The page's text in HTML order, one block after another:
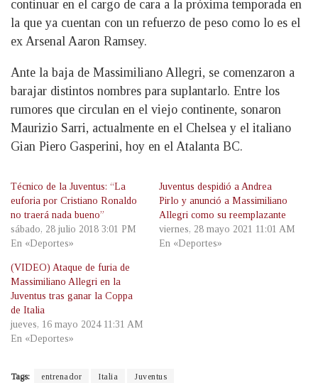
continuar en el cargo de cara a la próxima temporada en
la que ya cuentan con un refuerzo de peso como lo es el
ex Arsenal Aaron Ramsey.
Ante la baja de Massimiliano Allegri, se comenzaron a
barajar distintos nombres para suplantarlo. Entre los
rumores que circulan en el viejo continente, sonaron
Maurizio Sarri, actualmente en el Chelsea y el italiano
Gian Piero Gasperini, hoy en el Atalanta BC.
Técnico de la Juventus: “La
euforia por Cristiano Ronaldo
no traerá nada bueno”
sábado, 28 julio 2018 3:01 PM
En «Deportes»
Juventus despidió a Andrea
Pirlo y anunció a Massimiliano
Allegri como su reemplazante
viernes, 28 mayo 2021 11:01 AM
En «Deportes»
(VIDEO) Ataque de furia de
Massimiliano Allegri en la
Juventus tras ganar la Coppa
de Italia
jueves, 16 mayo 2024 11:31 AM
En «Deportes»
Tags: entrenador Italia Juventus